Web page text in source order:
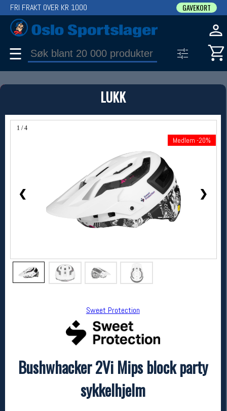
LUKK
1 / 4
❮ ❯
Medlem -20%
Sweet Protection
Bushwhacker 2Vi Mips block party
sykkelhjelm
FRI FRAKT OVER KR 1000 GAVEKORT
☰
PRODUKT
Produkter (1)
Bruk filter til å spisse søket
Sweet Protection
Bushwhacker 2Vi Mips block party sykkelhjelm
2699,- MEDLEM:2159,-